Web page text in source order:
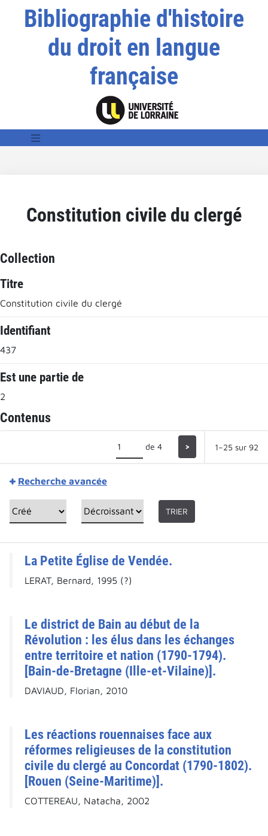
Bibliographie d'histoire
du droit en langue
française
Constitution civile du clergé
Collection
Titre
Constitution civile du clergé
Identifiant
437
Est une partie de
2
Contenus
de 4 > 1–25 sur 92
Recherche avancée
TRIER
La Petite Église de Vendée.
LERAT, Bernard, 1995 (?)
Le district de Bain au début de la
Révolution : les élus dans les échanges
entre territoire et nation (1790-1794).
[Bain-de-Bretagne (Ille-et-Vilaine)].
DAVIAUD, Florian, 2010
Les réactions rouennaises face aux
réformes religieuses de la constitution
civile du clergé au Concordat (1790-1802).
[Rouen (Seine-Maritime)].
COTTEREAU, Natacha, 2002